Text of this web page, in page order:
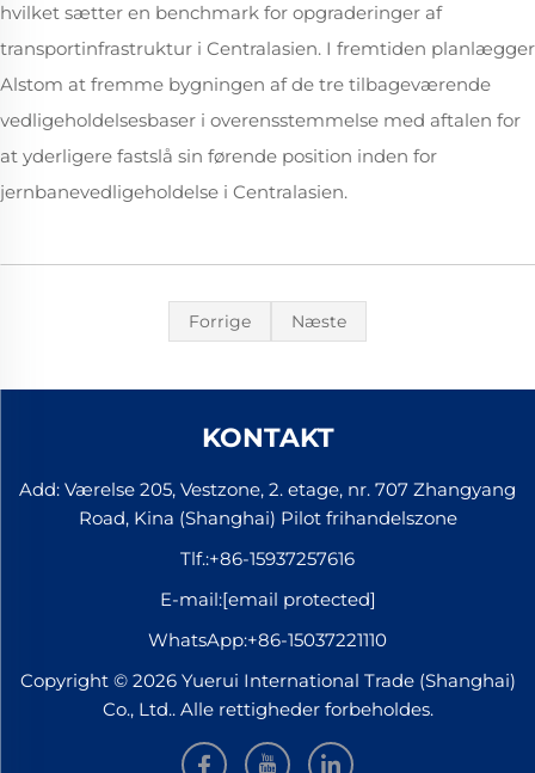
hvilket sætter en benchmark for opgraderinger af
transportinfrastruktur i Centralasien. I fremtiden planlægger
Alstom at fremme bygningen af de tre tilbageværende
vedligeholdelsesbaser i overensstemmelse med aftalen for
at yderligere fastslå sin førende position inden for
jernbanevedligeholdelse i Centralasien.
Forrige Næste
KONTAKT
Add: Værelse 205, Vestzone, 2. etage, nr. 707 Zhangyang
Road, Kina (Shanghai) Pilot frihandelszone
Tlf.:+86-15937257616
E-mail:[email protected]
WhatsApp:+86-15037221110
Copyright © 2026 Yuerui International Trade (Shanghai)
Co., Ltd.. Alle rettigheder forbeholdes.